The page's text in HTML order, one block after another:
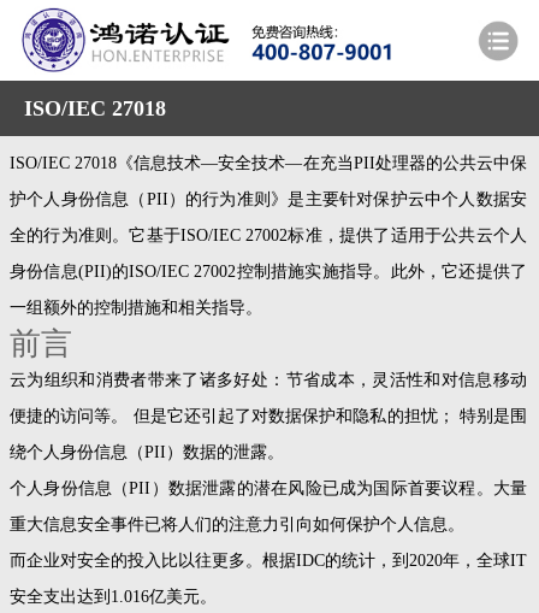
ISO/IEC 27018
ISO/IEC 27018《信息技术—安全技术—在充当PII处理器的公共云中保
护个人身份信息（PII）的行为准则》是主要针对保护云中个人数据安
全的行为准则。它基于ISO/IEC 27002标准，提供了适用于公共云个人
身份信息(PII)的ISO/IEC 27002控制措施实施指导。此外，它还提供了
一组额外的控制措施和相关指导。
前言
云为组织和消费者带来了诸多好处：节省成本，灵活性和对信息移动
便捷的访问等。 但是它还引起了对数据保护和隐私的担忧； 特别是围
绕个人身份信息（PII）数据的泄露。
个人身份信息（PII）数据泄露的潜在风险已成为国际首要议程。大量
重大信息安全事件已将人们的注意力引向如何保护个人信息。
而企业对安全的投入比以往更多。根据IDC的统计，到2020年，全球IT
安全支出达到1.016亿美元。